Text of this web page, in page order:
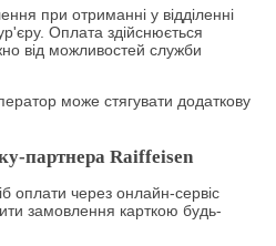
при отриманні у відділенні
Оплата здійснюється
від можливостей служби
може стягувати додаткову
партнера Raiffeisen
оплати через онлайн-сервіс
замовлення карткою будь-